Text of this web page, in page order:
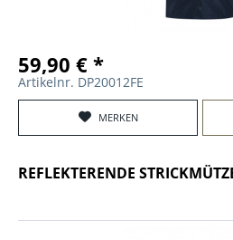
59,90 € *
Artikelnr. DP20012FE
MERKEN
REFLEKTERENDE